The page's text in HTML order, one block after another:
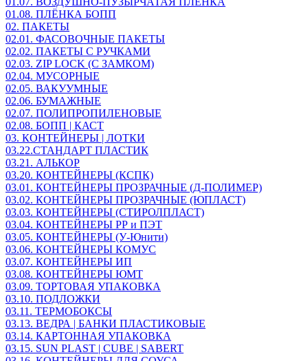
01.08. ПЛЁНКА БОПП
02. ПАКЕТЫ
02.01. ФАСОВОЧНЫЕ ПАКЕТЫ
02.02. ПАКЕТЫ С РУЧКАМИ
02.03. ZIP LOСK (С ЗАМКОМ)
02.04. МУСОРНЫЕ
02.05. ВАКУУМНЫЕ
02.06. БУМАЖНЫЕ
02.07. ПОЛИПРОПИЛЕНОВЫЕ
02.08. БОПП | КАСТ
03. КОНТЕЙНЕРЫ | ЛОТКИ
03.22.СТАНДАРТ ПЛАСТИК
03.21. АЛЬКОР
03.20. КОНТЕЙНЕРЫ (КСПК)
03.01. КОНТЕЙНЕРЫ ПРОЗРАЧНЫЕ (Д-ПОЛИМЕР)
03.02. КОНТЕЙНЕРЫ ПРОЗРАЧНЫЕ (ЮПЛАСТ)
03.03. КОНТЕЙНЕРЫ (СТИРОЛПЛАСТ)
03.04. КОНТЕЙНЕРЫ РР и ПЭТ
03.05. КОНТЕЙНЕРЫ (У-Юнити)
03.06. КОНТЕЙНЕРЫ КОМУС
03.07. КОНТЕЙНЕРЫ ИП
03.08. КОНТЕЙНЕРЫ ЮМТ
03.09. ТОРТОВАЯ УПАКОВКА
03.10. ПОДЛОЖКИ
03.11. ТЕРМОБОКСЫ
03.13. ВЕДРА | БАНКИ ПЛАСТИКОВЫЕ
03.14. КАРТОННАЯ УПАКОВКА
03.15. SUN PLAST | CUBE | SABERT